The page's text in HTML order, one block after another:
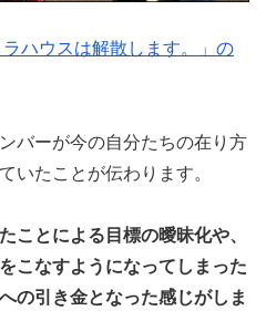
ハウスは解散します。」の
バーが今の自分たちの在り方
いたことが伝わります。
ことによる目標の曖昧化や、
こなすようになってしまった
の引き金となった感じがしま